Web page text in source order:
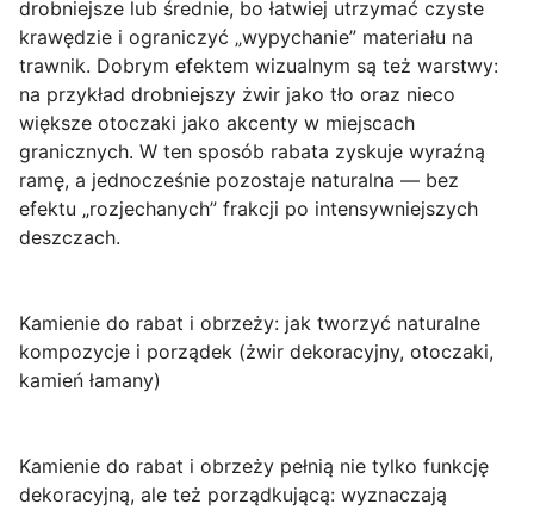
drobniejsze lub średnie, bo łatwiej utrzymać czyste
krawędzie i ograniczyć „wypychanie” materiału na
trawnik. Dobrym efektem wizualnym są też warstwy:
na przykład drobniejszy żwir jako tło oraz nieco
większe otoczaki jako akcenty w miejscach
granicznych. W ten sposób rabata zyskuje wyraźną
ramę, a jednocześnie pozostaje naturalna — bez
efektu „rozjechanych” frakcji po intensywniejszych
deszczach.
Kamienie do rabat i obrzeży: jak tworzyć naturalne
kompozycje i porządek (żwir dekoracyjny, otoczaki,
kamień łamany)
Kamienie do rabat i obrzeży pełnią nie tylko funkcję
dekoracyjną, ale też porządkującą: wyznaczają